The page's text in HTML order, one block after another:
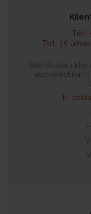
Tel.:
Tel.: (iš
Skambučiai į
apmokestinami
El.